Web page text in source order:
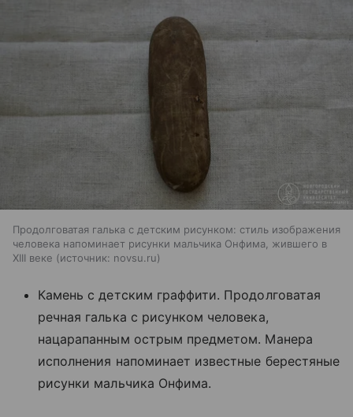
Продолговатая галька с детским рисунком: стиль изображения
человека напоминает рисунки мальчика Онфима, жившего в
XIII веке
источник: novsu.ru
Камень с детским граффити. Продолговатая
речная галька с рисунком человека,
нацарапанным острым предметом. Манера
исполнения напоминает известные берестяные
рисунки мальчика Онфима.